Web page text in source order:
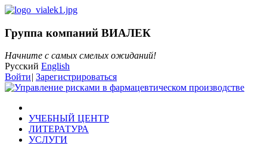
Группа компаний ВИАЛЕК
Начните с самых смелых ожиданий!
Русский English
Войти| Зарегистрироваться
УЧЕБНЫЙ ЦЕНТР
ЛИТЕРАТУРА
УСЛУГИ